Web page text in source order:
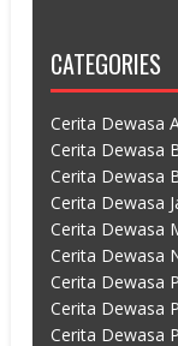
CATEGORIES
Cerita Dewasa
Cerita Dewasa
Cerita Dewasa
Cerita Dewasa
Cerita Dewasa
Cerita Dewasa
Cerita Dewasa
Cerita Dewasa
Cerita Dewasa